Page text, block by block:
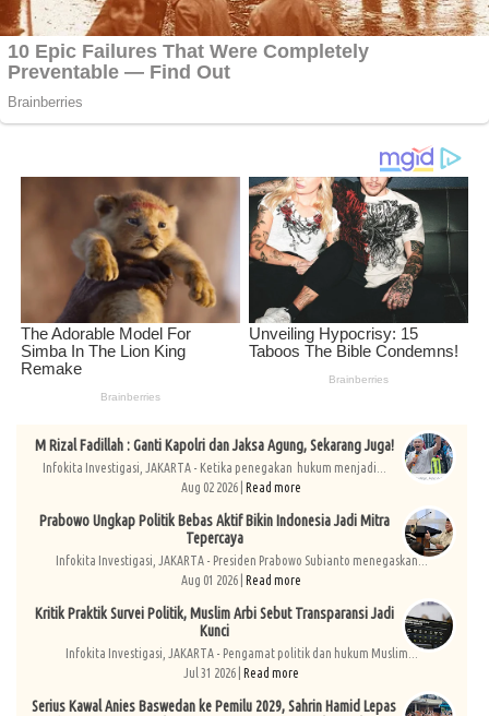
M Rizal Fadillah : Ganti Kapolri dan Jaksa Agung, Sekarang Juga!
Infokita Investigasi, JAKARTA - Ketika penegakan hukum menjadi...
Aug 02 2026 | Read more
Prabowo Ungkap Politik Bebas Aktif Bikin Indonesia Jadi Mitra
Tepercaya
Infokita Investigasi, JAKARTA - Presiden Prabowo Subianto menegaskan...
Aug 01 2026 | Read more
Kritik Praktik Survei Politik, Muslim Arbi Sebut Transparansi Jadi
Kunci
Infokita Investigasi, JAKARTA - Pengamat politik dan hukum Muslim...
Jul 31 2026 | Read more
Serius Kawal Anies Baswedan ke Pemilu 2029, Sahrin Hamid Lepas